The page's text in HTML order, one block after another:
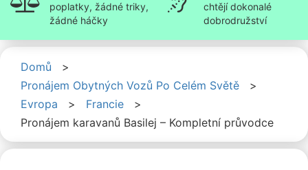
poplatky, žádné triky,
žádné háčky
chtějí dokonalé
dobrodružství
Domů
>
Pronájem Obytných Vozů Po Celém Světě
>
Evropa
> Francie
>
Pronájem karavanů Basilej – Kompletní průvodce